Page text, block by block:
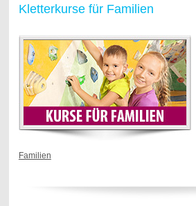
Kletterkurse für Familien
Familien